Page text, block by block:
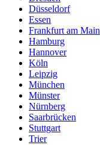
Düsseldorf
Essen
Frankfurt am Main
Hamburg
Hannover
Köln
Leipzig
München
Münster
Nürnberg
Saarbrücken
Stuttgart
Trier